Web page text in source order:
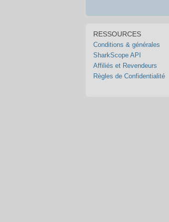
RESSOURCES
Conditions & générales
SharkScope API
Affiliés et Revendeurs
Règles de Confidentialité